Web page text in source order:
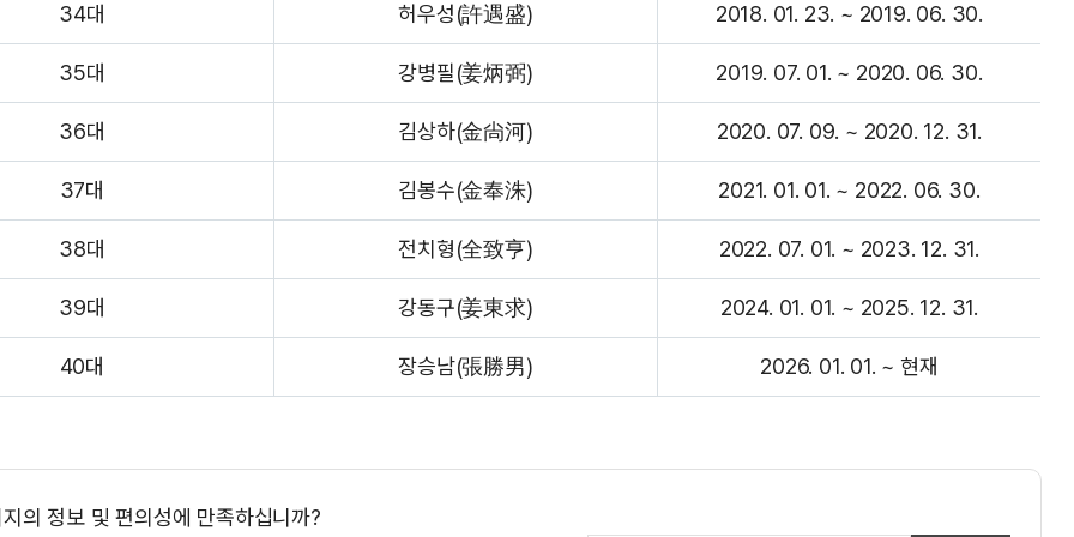
34대 허우성(許遇盛) 2018. 01. 23. ~ 2019. 06. 30.
35대 강병필(姜炳弼) 2019. 07. 01. ~ 2020. 06. 30.
36대 김상하(金尙河) 2020. 07. 09. ~ 2020. 12. 31.
37대 김봉수(金奉洙) 2021. 01. 01. ~ 2022. 06. 30.
38대 전치형(全致亨) 2022. 07. 01. ~ 2023. 12. 31.
39대 강동구(姜東求) 2024. 01. 01. ~ 2025. 12. 31.
40대 장승남(張勝男) 2026. 01. 01. ~ 현재
의 정보 및 편의성에 만족하십니까?